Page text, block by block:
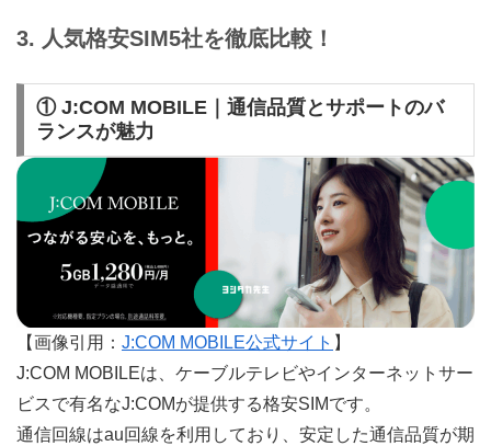
3. 人気格安SIM5社を徹底比較！
① J:COM MOBILE｜通信品質とサポートのバ
ランスが魅力
【画像引用： J:COM MOBILE公式サイト 】
J:COM MOBILEは、ケーブルテレビやインターネットサー
ビスで有名なJ:COMが提供する格安SIMです。
通信回線はau回線を利用しており、安定した通信品質が期